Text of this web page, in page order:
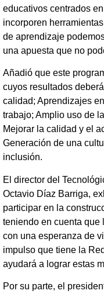
educativos centrados
incorporen
de aprendizaje
una apuesta que no
Añadió que este
cuyos resultados
calidad; Aprendizajes
trabajo; Amplio uso de
Mejorar la calidad y el
Generación de una
inclusión.
El director del
Octavio Díaz Barriga,
participar en la
teniendo en cuenta que
con una esperanza de
impulso que tiene la
ayudará a lograr estas
Por su parte, el